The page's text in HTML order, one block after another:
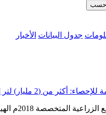
حسب
جدول البيانات الأخبار
في مزارع الأبقار المتخصصة، وما يزيد عن (2،500) بركة للاستزراع السمكي في المملكة العربية السعودية
مزارع الأبقار المتخصصة، وما يزيد عن (2،500) بركة للاستزراع السمكي في المملكة العربية...